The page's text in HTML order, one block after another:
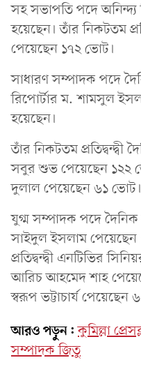
সহ সভাপতি পদে
হয়েছেন। তাঁর নিকটতম
পেয়েছেন ১৭২ ভোট।
সাধারণ সম্পাদক পদে
রিপোর্টার ম. শামসুল
হয়েছেন।
তাঁর নিকটতম প্রতিদ্বন্দ্বী
সবুর শুভ পেয়েছেন ১২২
দুলাল পেয়েছেন ৬১ ভোট।
যুগ্ম সম্পাদক পদে দৈনিক
সাইদুল ইসলাম
প্রতিদ্বন্দ্বী এনটিভির
আরিচ আহমেদ শাহ
স্বরূপ ভট্টাচার্য পেয়েছেন
আরও পড়ুন: কুমিল্লা
সম্পাদক জিতু